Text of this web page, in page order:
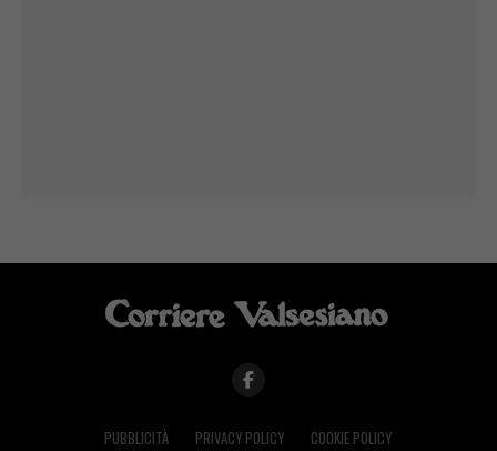
PUBBLICITÀ PRIVACY POLICY COOKIE POLICY